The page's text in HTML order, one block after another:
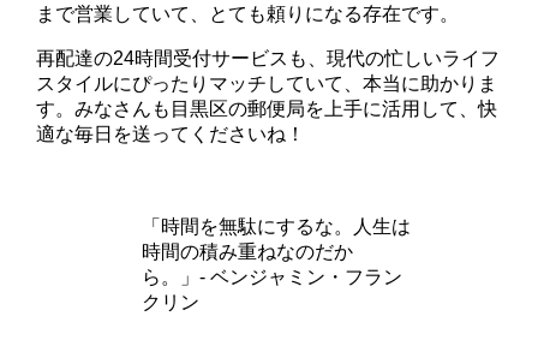
まで営業していて、とても頼りになる存在です。
再配達の24時間受付サービスも、現代の忙しいライフ
スタイルにぴったりマッチしていて、本当に助かりま
す。みなさんも目黒区の郵便局を上手に活用して、快
適な毎日を送ってくださいね！
「時間を無駄にするな。人生は
時間の積み重ねなのだか
ら。」- ベンジャミン・フラン
クリン